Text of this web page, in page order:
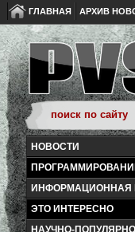
ГЛАВНАЯ АРХИВ
НОВОСТИ
ИНФОРМАЦИОННАЯ
ЭТО ИНТЕРЕСНО
НАУЧНО-